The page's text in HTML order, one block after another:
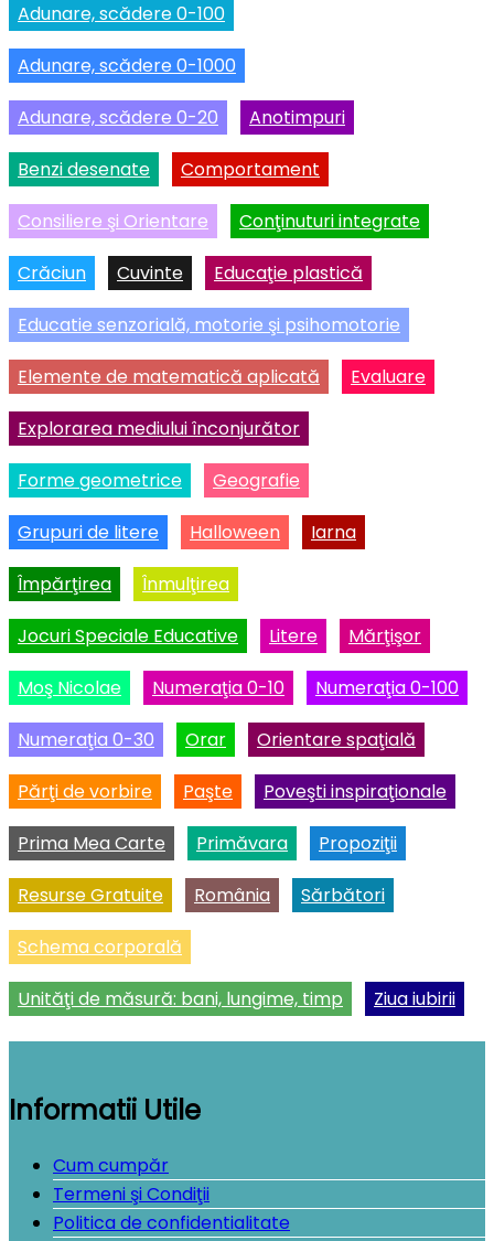
Adunare, scădere 0-100
Adunare, scădere 0-1000
Adunare, scădere 0-20 Anotimpuri
Benzi desenate Comportament
Consiliere şi Orientare Conţinuturi integrate
Crăciun Cuvinte Educaţie plastică
Educatie senzorială, motorie şi psihomotorie
Elemente de matematică aplicată Evaluare
Explorarea mediului înconjurător
Forme geometrice Geografie
Grupuri de litere Halloween Iarna
Împărţirea Înmulţirea
Jocuri Speciale Educative Litere Mărţişor
Moş Nicolae Numeraţia 0-10 Numeraţia 0-100
Numeraţia 0-30 Orar Orientare spaţială
Părţi de vorbire Paşte Poveşti inspiraţionale
Prima Mea Carte Primăvara Propoziţii
Resurse Gratuite România Sărbători
Schema corporală
Unităţi de măsură: bani, lungime, timp Ziua iubirii
Informatii Utile
Cum cumpăr
Termeni şi Condiţii
Politica de confidentialitate